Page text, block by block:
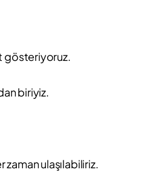
gösteriyoruz.
biriyiz.
zaman ulaşılabiliriz.